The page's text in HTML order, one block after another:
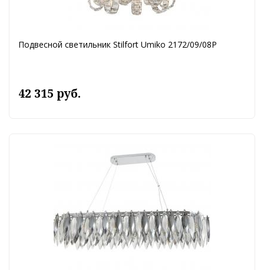
Подвесной светильник Stilfort Umiko 2172/09/08P
42 315 руб.